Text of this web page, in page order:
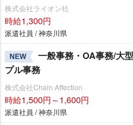
株式会社ライオン社
時給1,300円
派遣社員 / 神奈川県
NEW
一般事務・OA事務/大
プル事務
株式会社Chain Affection
時給1,500円～1,600円
派遣社員 / 神奈川県